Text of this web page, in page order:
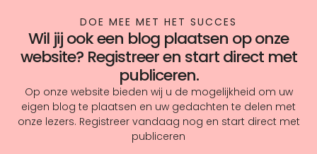
DOE MEE MET HET SUCCES
Wil jij ook een blog plaatsen op onze
website? Registreer en start direct met
publiceren.
Op onze website bieden wij u de mogelijkheid om uw
eigen blog te plaatsen en uw gedachten te delen met
onze lezers. Registreer vandaag nog en start direct met
publiceren